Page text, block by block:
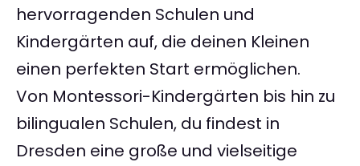
hervorragenden Schulen und
Kindergärten auf, die deinen Kleinen
einen perfekten Start ermöglichen.
Von Montessori-Kindergärten bis hin zu
bilingualen Schulen, du findest in
Dresden eine große und vielseitige